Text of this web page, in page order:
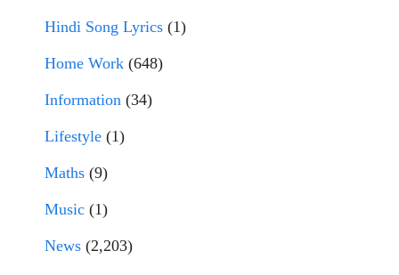
Hindi Song Lyrics (1)
Home Work (648)
Information (34)
Lifestyle (1)
Maths (9)
Music (1)
News (2,203)